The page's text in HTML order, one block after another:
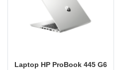
Laptop HP ProBook 445 G6